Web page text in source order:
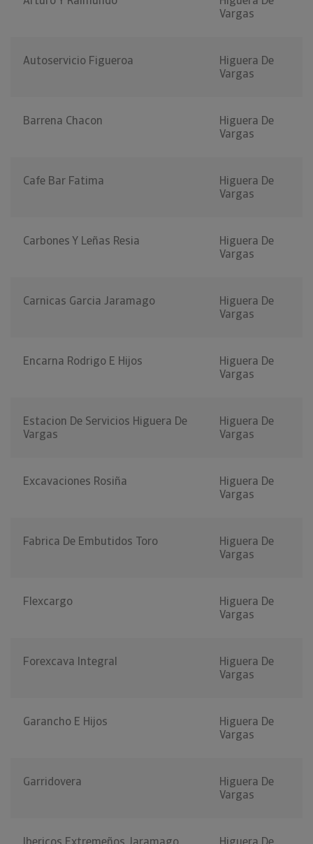
Vargas
Autoservicio Figueroa
Higuera De
Vargas
Barrena Chacon
Higuera De
Vargas
Cafe Bar Fatima
Higuera De
Vargas
Carbones Y Leñas Resia
Higuera De
Vargas
Carnicas Garcia Jaramago
Higuera De
Vargas
Encarna Rodrigo E Hijos
Higuera De
Vargas
Estacion De Servicios Higuera De
Vargas
Higuera De
Vargas
Excavaciones Rosiña
Higuera De
Vargas
Fabrica De Embutidos Toro
Higuera De
Vargas
Flexcargo
Higuera De
Vargas
Forexcava Integral
Higuera De
Vargas
Garancho E Hijos
Higuera De
Vargas
Garridovera
Higuera De
Vargas